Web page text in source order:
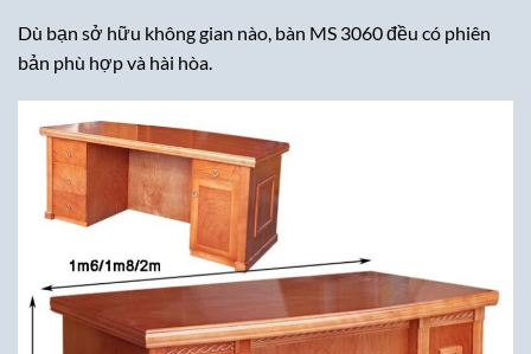
Dù bạn sở hữu không gian nào, bàn MS 3060 đều có phiên
bản phù hợp và hài hòa.